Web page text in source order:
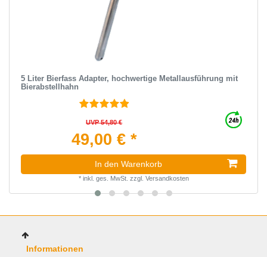
5 Liter Bierfass Adapter, hochwertige Metallausführung mit
Bierabstellhahn
UVP 54,80 €
49,00 € *
In den Warenkorb
* inkl. ges. MwSt. zzgl. Versandkosten
Informationen